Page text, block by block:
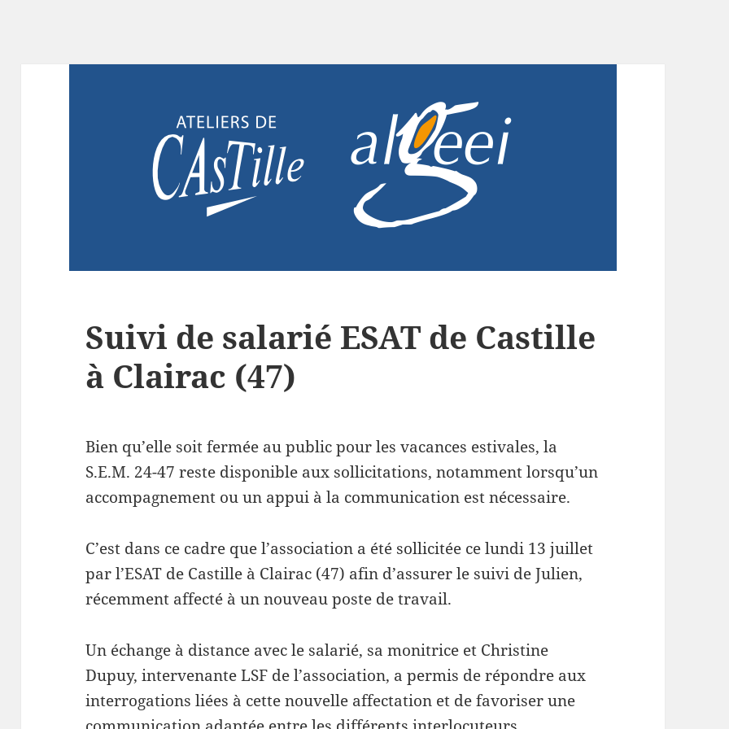
Suivi de salarié ESAT de Castille
à Clairac (47)
Bien qu’elle soit fermée au public pour les vacances estivales, la
S.E.M. 24-47 reste disponible aux sollicitations, notamment lorsqu’un
accompagnement ou un appui à la communication est nécessaire.
C’est dans ce cadre que l’association a été sollicitée ce lundi 13 juillet
par l’ESAT de Castille à Clairac (47) afin d’assurer le suivi de Julien,
récemment affecté à un nouveau poste de travail.
Un échange à distance avec le salarié, sa monitrice et Christine
Dupuy, intervenante LSF de l’association, a permis de répondre aux
interrogations liées à cette nouvelle affectation et de favoriser une